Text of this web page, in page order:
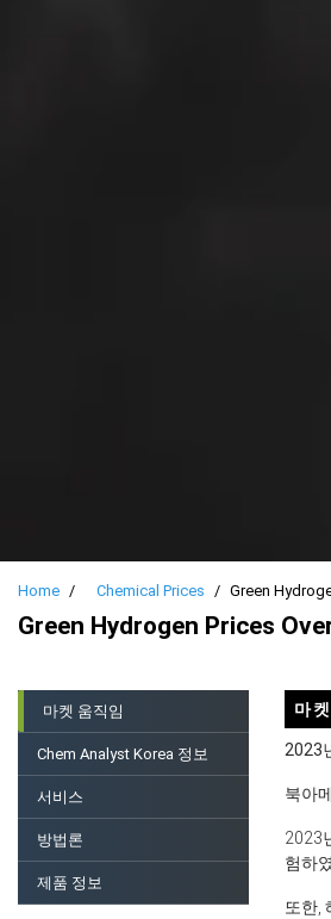
Home Chemical Prices Green
Green Hydrogen Prices
마켓 움직임
Chem Analyst Korea 정보
서비스
방법론
제품 정보
마
2023
북아
2023
험하
또한,